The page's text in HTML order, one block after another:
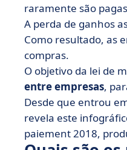
raramente são
A perda de ganhos
Como resultado, as
compras.
O objetivo da lei de
entre empresas,
Desde que entrou
revela este
paiement 2018,